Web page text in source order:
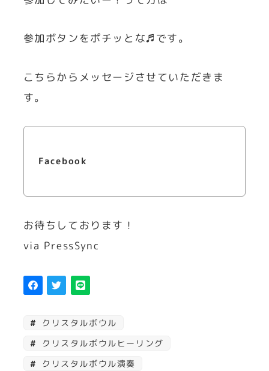
参加ボタンをポチッとな♬です。
こちらからメッセージさせていただきま
す。
Facebook
お待ちしております！
via PressSync
クリスタルボウル
クリスタルボウルヒーリング
クリスタルボウル演奏